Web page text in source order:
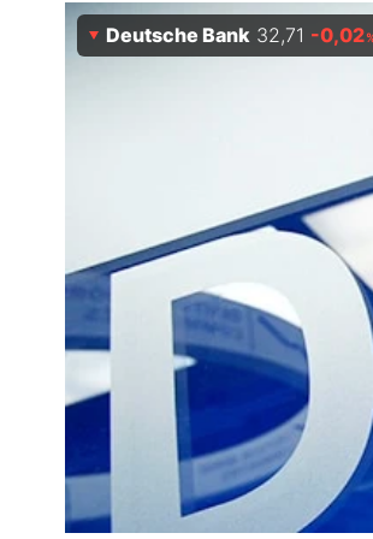
Experten
Folgen Sie uns
Kontakt
Deutsche Bank 32,71 -0,02